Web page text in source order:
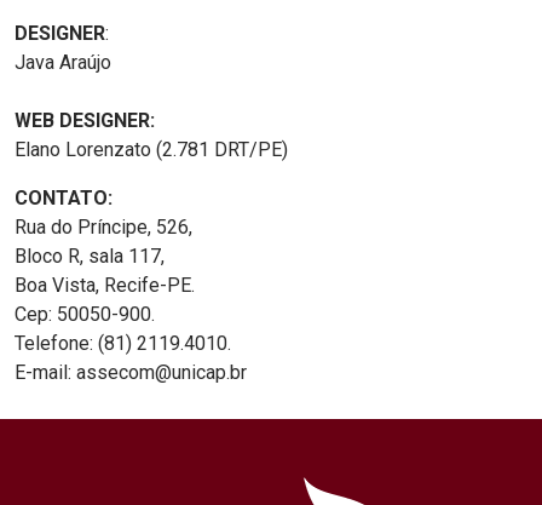
DESIGNER:
Java Araújo
WEB DESIGNER:
Elano Lorenzato (2.781 DRT/PE)
CONTATO:
Rua do Príncipe, 526,
Bloco R, sala 117,
Boa Vista, Recife-PE.
Cep: 50050-900.
Telefone: (81) 2119.4010.
E-mail: assecom@unicap.br